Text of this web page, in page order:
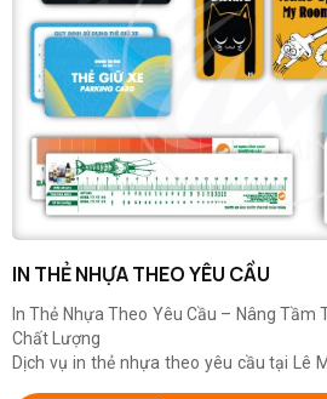
IN THẺ NHỰA THEO YÊU CẦU
In Thẻ Nhựa Theo Yêu Cầu – Nâng Tầm
Chất Lượng
Dịch vụ in thẻ nhựa theo yêu cầu tại Lê